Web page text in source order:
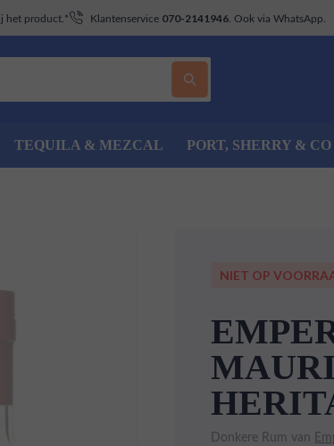
het product.* Klantenservice 070-2141946 . Ook via WhatsApp.
TEQUILA & MEZCAL PORT, SHERRY & CO
NIET OP
Donkere Rum van